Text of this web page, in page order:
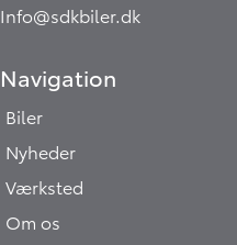
Info@sdkbiler.dk
Navigation
Biler
Nyheder
Værksted
Om os